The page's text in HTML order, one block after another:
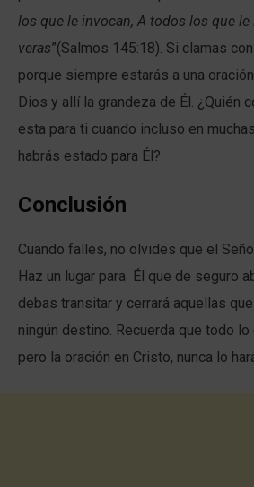
los que le invocan, A todos los que le
veras”(Salmos 145:18). Si clamas
porque siempre estarás a una
Dios y allí la grandeza de Él. ¿Quién
esta para ti cuando incluso en
habrás estado para Él?
Conclusión
Cuando falles, no olvides que el
Haz un lugar para Él que de seguro
debas transitar y cerrará aquellas
ningún destino. Recuerda que todo
pero la oración en Cristo, nunca lo